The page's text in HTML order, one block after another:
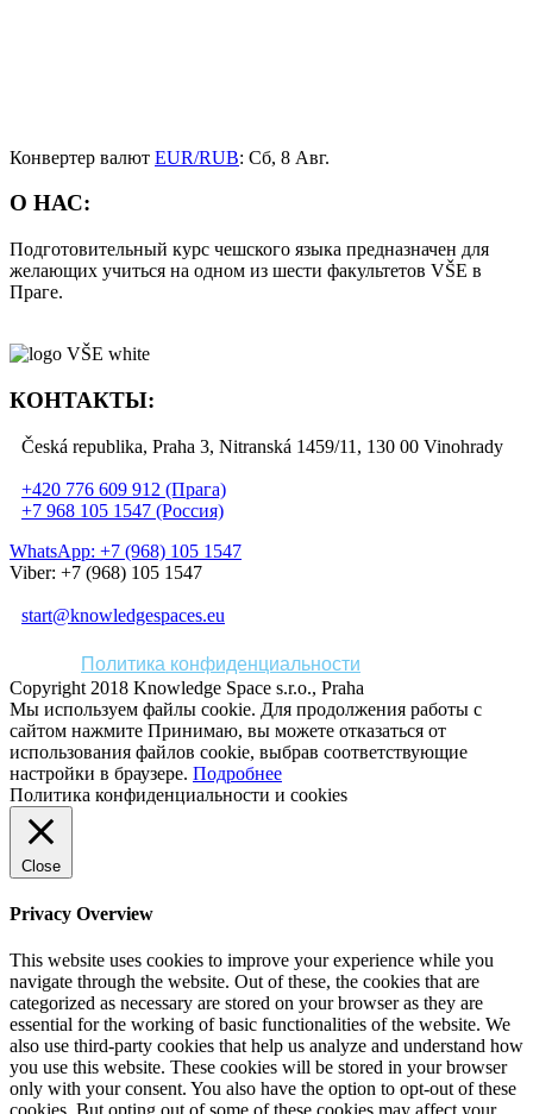
Конвертер валют EUR/RUB: Сб, 8 Авг.
О НАС:
Подготовительный курс чешского языка предназначен для
желающих учиться на одном из шести факультетов VŠE в
Праге.
КОНТАКТЫ:
Česká republika, Praha 3, Nitranská 1459/11, 130 00 Vinohrady
+420 776 609 912 (Прага)
+7 968 105 1547 (Россия)
WhatsApp: +7 (968) 105 1547
Viber: +7 (968) 105 1547
start@knowledgespaces.eu
Политика конфиденциальности
Copyright 2018 Knowledge Space s.r.o., Praha
Мы используем файлы cookie. Для продолжения работы с
сайтом нажмите Принимаю, вы можете отказаться от
использования файлов cookie, выбрав соответствующие
настройки в браузере. Подробнее
Политика конфиденциальности и cookies
Close
Privacy Overview
This website uses cookies to improve your experience while you
navigate through the website. Out of these, the cookies that are
categorized as necessary are stored on your browser as they are
essential for the working of basic functionalities of the website. We
also use third-party cookies that help us analyze and understand how
you use this website. These cookies will be stored in your browser
only with your consent. You also have the option to opt-out of these